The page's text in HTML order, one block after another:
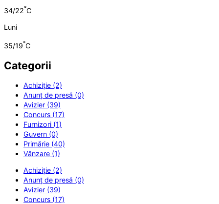
34/22°C
Luni
35/19°C
Categorii
Achiziție (2)
Anunț de presă (0)
Avizier (39)
Concurs (17)
Furnizori (1)
Guvern (0)
Primărie (40)
Vânzare (1)
Achiziție (2)
Anunț de presă (0)
Avizier (39)
Concurs (17)